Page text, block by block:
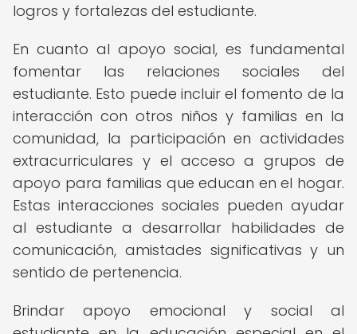
logros y fortalezas del estudiante.
En cuanto al apoyo social, es fundamental
fomentar las relaciones sociales del
estudiante. Esto puede incluir el fomento de la
interacción con otros niños y familias en la
comunidad, la participación en actividades
extracurriculares y el acceso a grupos de
apoyo para familias que educan en el hogar.
Estas interacciones sociales pueden ayudar
al estudiante a desarrollar habilidades de
comunicación, amistades significativas y un
sentido de pertenencia.
Brindar apoyo emocional y social al